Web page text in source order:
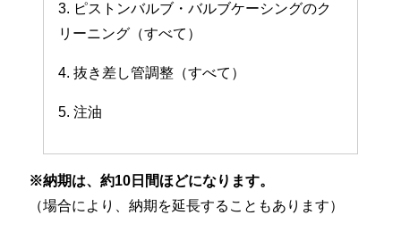
3. ピストンバルブ・バルブケーシングのク
リーニング（すべて）
4. 抜き差し管調整（すべて）
5. 注油
※納期は、約10日間ほどになります。
（場合により、納期を延長することもあります）